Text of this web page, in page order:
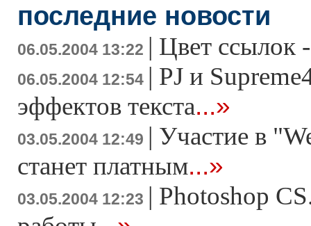
последние новости
06.05.2004 13:22 | Цвет ссылок
06.05.2004 12:54 | PJ и
эффектов текста...»
03.05.2004 12:49 | Участие в
станет платным...»
03.05.2004 12:23 | Photoshop